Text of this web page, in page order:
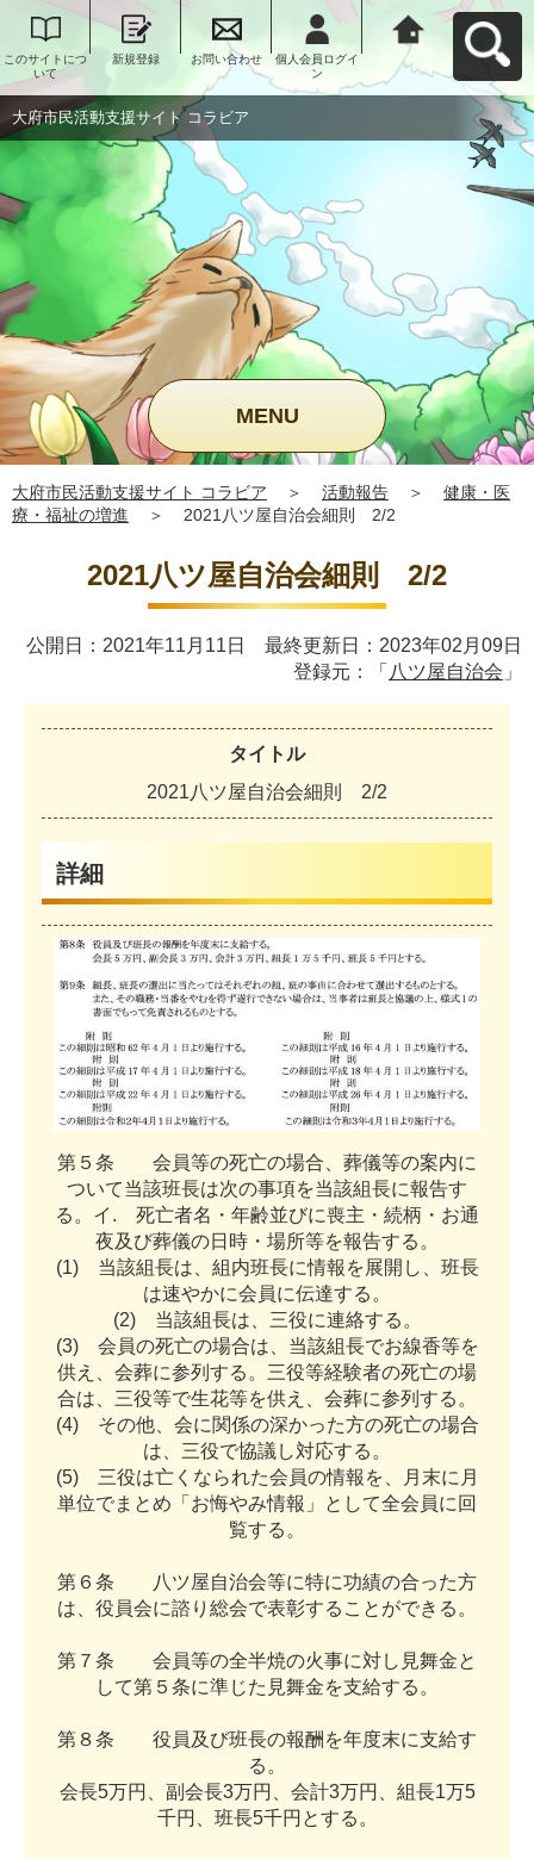
このサイトにつ
いて
新規登録 お問い合わせ
個人会員ログイ
ン
大府市民活動支
援サイト コラビ
アへ戻る
大府市民活動支援サイト コラビア
MENU
大府市民活動支援サイト コラビア ＞ 活動報告 ＞
健康・医
療・福祉の増進
＞ 2021八ツ屋自治会細則 2/2
2021八ツ屋自治会細則 2/2
公開日：2021年11月11日 最終更新日：2023年02月09日
登録元：「 八ツ屋自治会 」
タイトル
2021八 ツ屋自治会細則 2/2
詳細
第 ５ 条 会 員等の死亡の場合 葬儀等の案内に
ついて当該班長は次の事項を当該組長に報告す
る 。 イ . 死亡者名 ・ 年齢並びに喪主 ・ 続柄 ・ お通
夜及 び葬儀の日 時 ・ 場所等を報告する 。
(1) 当該組長は 組 内班長に情報 を展開 し 班長
は速やかに会 員に伝達する 。
(2) 当該組長は 三役に連絡する 。
(3) 会 員の死亡の場合は 当該組長でお線香等を
供え 会葬に参列 する 。 三役等経験者の死亡の場
合は 三役等で生花等を供え 会葬に参列 する 。
(4) その他、 会に関係の深かった方の死亡の場合
は
三役で協議 し対応する 。
(5) 三役は亡く なられた会 員の情報 を 月 末に 月
単位でま とめ 「 お悔やみ情報 」 と して全会 員に 回
覧する 。
第 ６ 条 八 ツ屋自治会等に特に功績の合った方
は
役 員会に諮 り 総会で表彰する こ と ができ る 。
第 ７ 条 会 員等の全半焼の火事に対し 見舞金と
して第 ５ 条に準じた 見舞金を支給する 。
第８条 役 員 及 び班長の報酬 を年度末に支給す
る 。
会長5万円 副 会長3万円 会計3万円 組長1万5
千円 班長5千円 とする 。